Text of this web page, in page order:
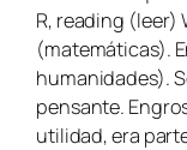
R, reading
(matemáticas).
humanidades).
pensante.
utilidad, era